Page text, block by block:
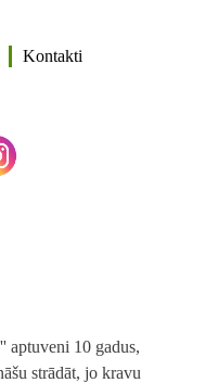
Kontakti
aptuveni 10 gadus,
strādāt, jo kravu